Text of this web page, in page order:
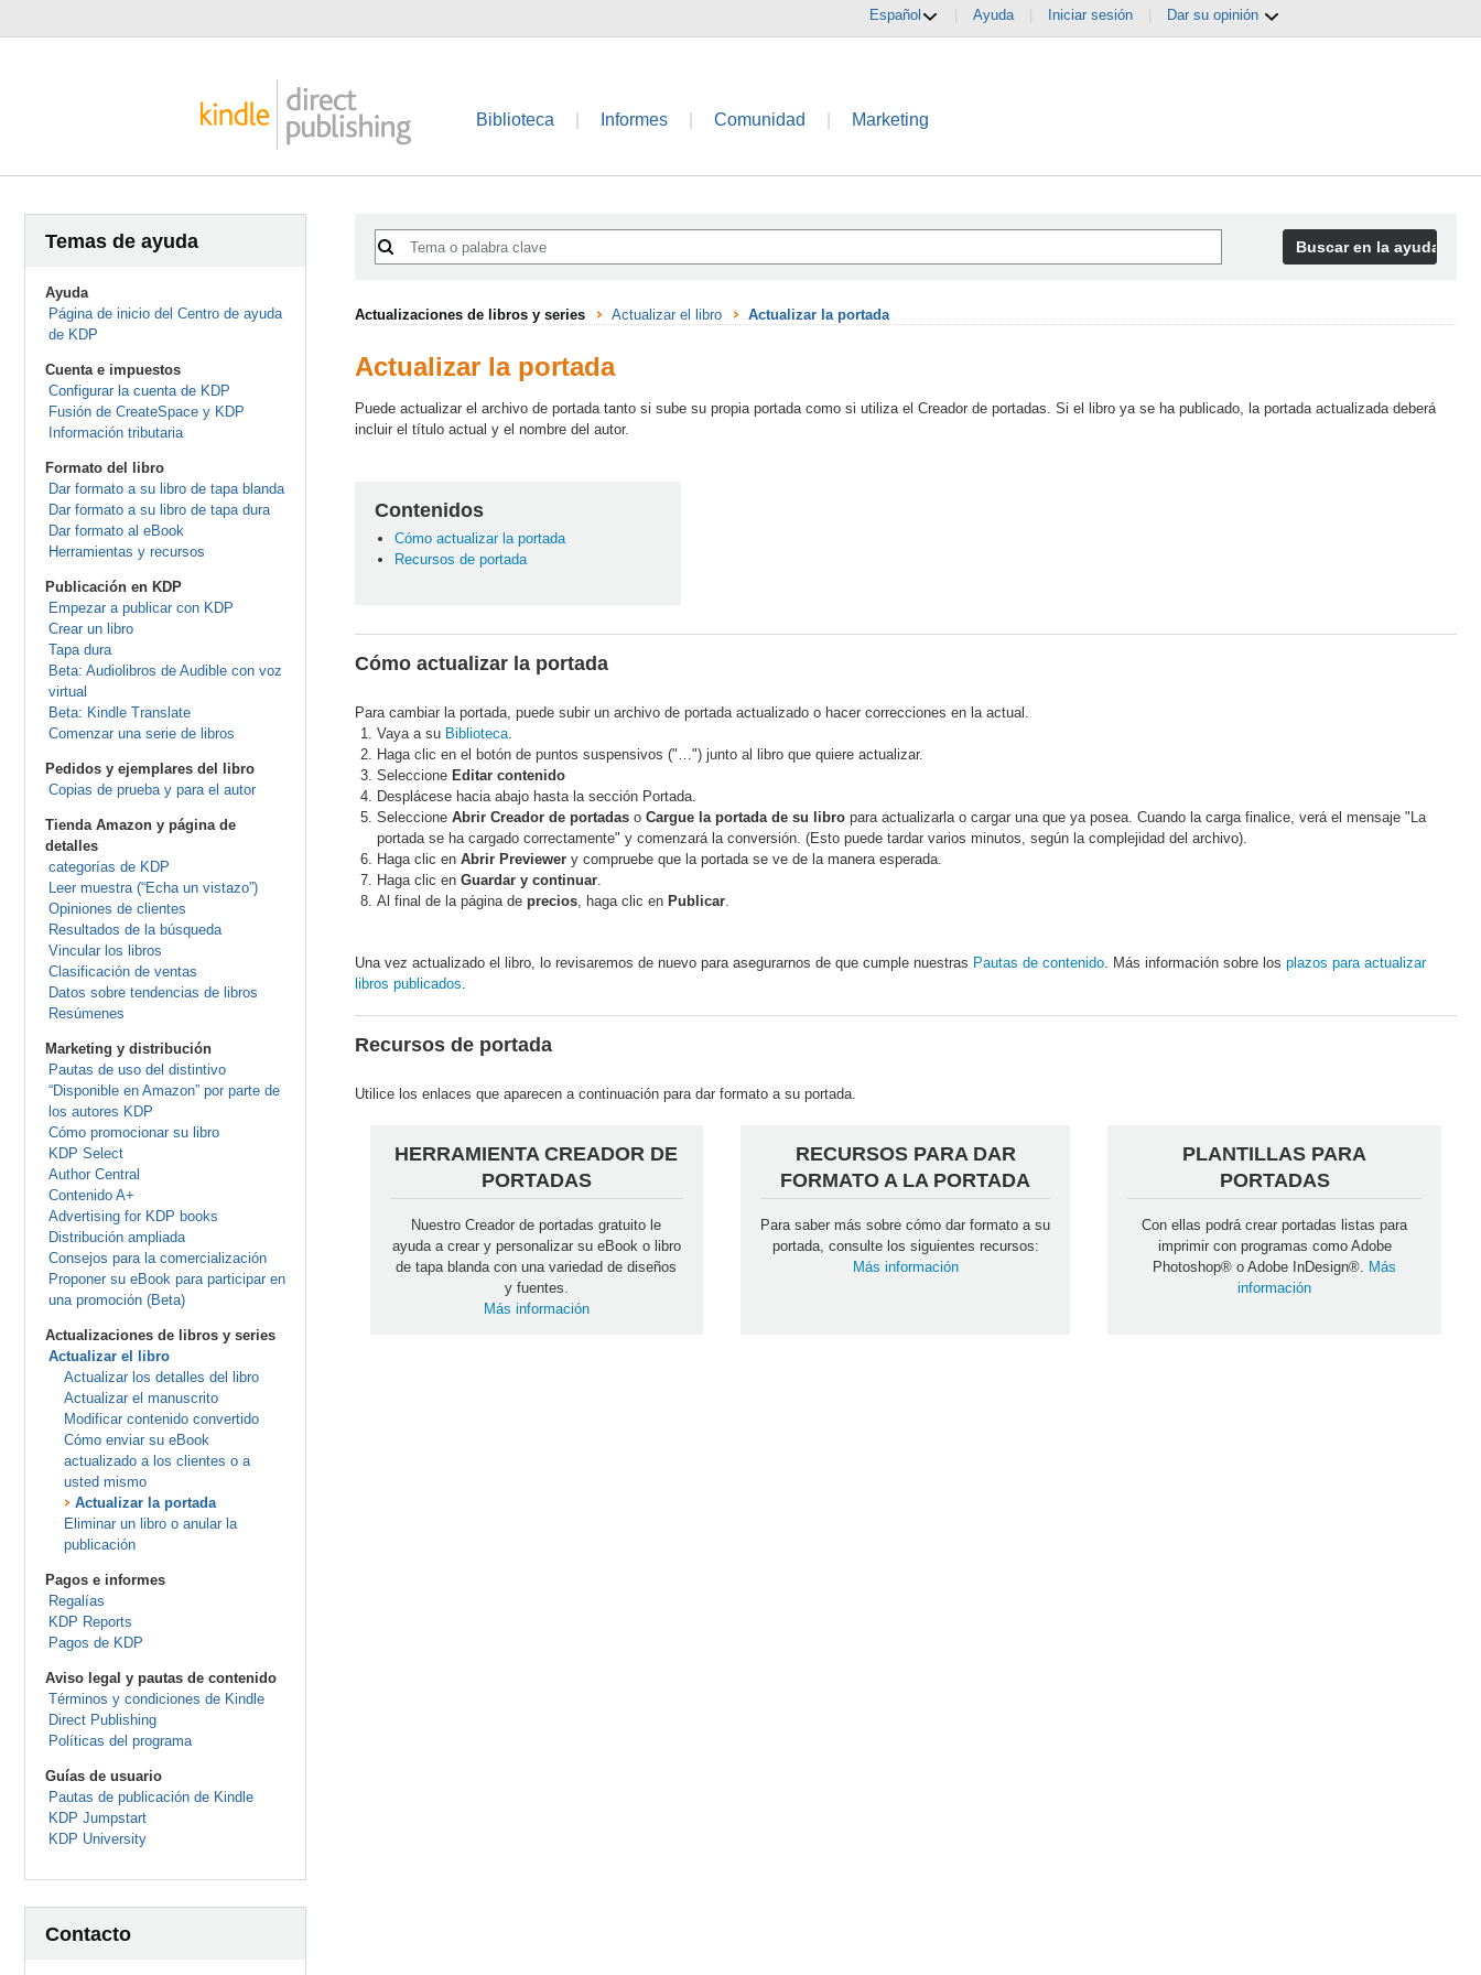
Español Ayuda Iniciar sesión Dar su opinión
Biblioteca Informes Comunidad Marketing
Temas de ayuda
Ayuda
Página de inicio del Centro de ayuda
de KDP
Cuenta e impuestos
Configurar la cuenta de KDP
Fusión de CreateSpace y KDP
Información tributaria
Formato del libro
Dar formato a su libro de tapa blanda
Dar formato a su libro de tapa dura
Dar formato al eBook
Herramientas y recursos
Publicación en KDP
Empezar a publicar con KDP
Crear un libro
Tapa dura
Beta: Audiolibros de Audible con voz
virtual
Beta: Kindle Translate
Comenzar una serie de libros
Pedidos y ejemplares del libro
Copias de prueba y para el autor
Tienda Amazon y página de
detalles
categorías de KDP
Leer muestra (“Echa un vistazo”)
Opiniones de clientes
Resultados de la búsqueda
Vincular los libros
Clasificación de ventas
Datos sobre tendencias de libros
Resúmenes
Marketing y distribución
Pautas de uso del distintivo
“Disponible en Amazon” por parte de
los autores KDP
Cómo promocionar su libro
KDP Select
Author Central
Contenido A+
Advertising for KDP books
Distribución ampliada
Consejos para la comercialización
Proponer su eBook para participar en
una promoción (Beta)
Actualizaciones de libros y series
Actualizar el libro
Actualizar los detalles del libro
Actualizar el manuscrito
Modificar contenido convertido
Cómo enviar su eBook
actualizado a los clientes o a
usted mismo
Actualizar la portada
Eliminar un libro o anular la
publicación
Pagos e informes
Regalías
KDP Reports
Pagos de KDP
Aviso legal y pautas de contenido
Términos y condiciones de Kindle
Direct Publishing
Políticas del programa
Guías de usuario
Pautas de publicación de Kindle
KDP Jumpstart
KDP University
Contacto
Buscar en la ayuda
Actualizaciones de libros y series Actualizar el libro Actualizar la portada
Actualizar la portada
Puede actualizar el archivo de portada tanto si sube su propia portada como si utiliza el Creador de portadas. Si el libro ya se ha publicado, la portada actualizada deberá
incluir el título actual y el nombre del autor.
Contenidos
Cómo actualizar la portada
Recursos de portada
Cómo actualizar la portada
Para cambiar la portada, puede subir un archivo de portada actualizado o hacer correcciones en la actual.
Vaya a su Biblioteca.
Haga clic en el botón de puntos suspensivos ("…") junto al libro que quiere actualizar.
Seleccione Editar contenido
Desplácese hacia abajo hasta la sección Portada.
Seleccione Abrir Creador de portadas o Cargue la portada de su libro para actualizarla o cargar una que ya posea. Cuando la carga finalice, verá el mensaje "La
portada se ha cargado correctamente" y comenzará la conversión. (Esto puede tardar varios minutos, según la complejidad del archivo).
Haga clic en Abrir Previewer y compruebe que la portada se ve de la manera esperada.
Haga clic en Guardar y continuar.
Al final de la página de precios, haga clic en Publicar.
Una vez actualizado el libro, lo revisaremos de nuevo para asegurarnos de que cumple nuestras Pautas de contenido. Más información sobre los plazos para actualizar
libros publicados.
Recursos de portada
Utilice los enlaces que aparecen a continuación para dar formato a su portada.
HERRAMIENTA CREADOR DE
PORTADAS
Nuestro Creador de portadas gratuito le
ayuda a crear y personalizar su eBook o libro
de tapa blanda con una variedad de diseños
y fuentes.
Más información
RECURSOS PARA DAR
FORMATO A LA PORTADA
Para saber más sobre cómo dar formato a su
portada, consulte los siguientes recursos:
Más información
PLANTILLAS PARA
PORTADAS
Con ellas podrá crear portadas listas para
imprimir con programas como Adobe
Photoshop® o Adobe InDesign®. Más
información